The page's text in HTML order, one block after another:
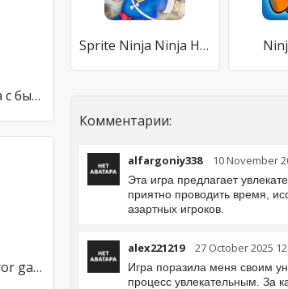
Настоящая злая игра с быками
Cat Fred Evil Pet. Horror game
Sprite Ninja Ninja Hattori Run
Комментарии:
alfargoniy338 10 November
Эта игра предлагает
приятно проводить время,
азартных игроков.
alex221219 27 October 2025
Игра поразила меня своим
процесс увлекательным. За